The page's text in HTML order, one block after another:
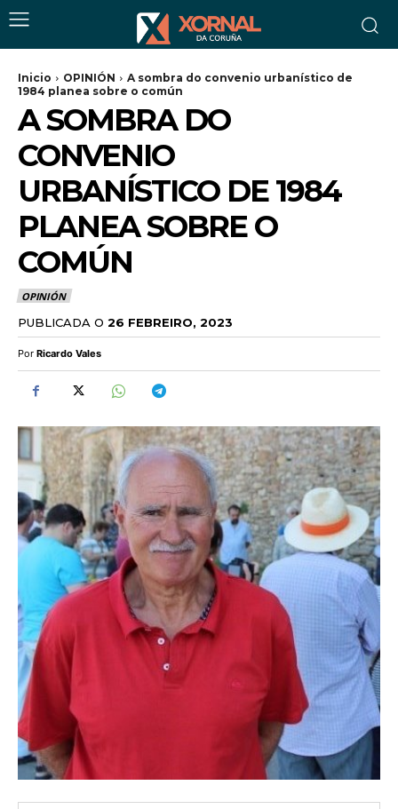
Inicio OPINIÓN
A sombra do convenio urbanístico de
1984 planea sobre o común
A SOMBRA DO
CONVENIO
URBANÍSTICO DE 1984
PLANEA SOBRE O
COMÚN
OPINIÓN
PUBLICADA O 26 FEBREIRO, 2023
Por Ricardo Vales